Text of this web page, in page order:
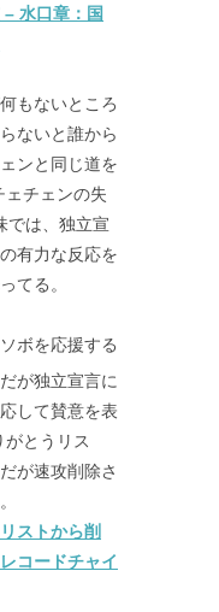
水口章：国
もないところ
ないと誰から
ンと同じ道を
チェンの失
では、独立宣
有力な反応を
てる。
ボを応援する
が独立宣言に
して賛意を表
がとうリス
が速攻削除さ
ストから削
コードチャイ